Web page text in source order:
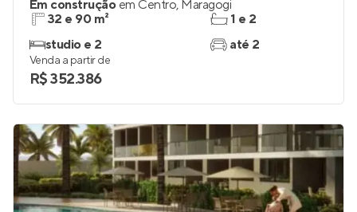
Em construção em Centro, Maragogi
32 e 90 m²
studio e 2
1 e 2
até 2
Venda a partir de
R$ 352.386